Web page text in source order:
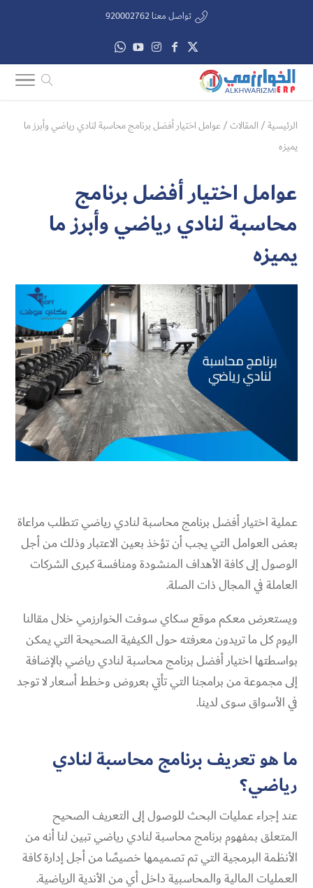
تواصل معنا 920002762
الرئيسية/ المقالات/عوامل اختيار أفضل برنامج محاسبة لنادي رياضي​ وأبرز ما
يميزه
عوامل اختيار أفضل برنامج
محاسبة لنادي رياضي​ وأبرز ما
يميزه
عملية اختيار أفضل برنامج محاسبة لنادي رياضي​ تتطلب مراعاة
بعض العوامل التي يجب أن تؤخذ بعين الاعتبار وذلك من أجل
الوصول إلى كافة الأهداف المنشودة ومنافسة كبرى الشركات
العاملة في المجال ذات الصلة.
ويستعرض معكم موقع سكاي سوفت الخوارزمي خلال مقالنا
اليوم كل ما تريدون معرفته حول الكيفية الصحيحة التي يمكن
بواسطتها اختيار أفضل برنامج محاسبة لنادي رياضي​ بالإضافة
إلى مجموعة من برامجنا التي تأتي بعروض وخطط أسعار لا توجد
في الأسواق سوى لدينا.
ما هو تعريف برنامج محاسبة لنادي
رياضي​؟
عند إجراء عمليات البحث للوصول إلى التعريف الصحيح
المتعلق بمفهوم برنامج محاسبة لنادي رياضي​ تبين لنا أنه من
الأنظمة البرمجية التي تم تصميمها خصيصًا من أجل إدارة كافة
العمليات المالية والمحاسبية داخل أي من الأندية الرياضية.